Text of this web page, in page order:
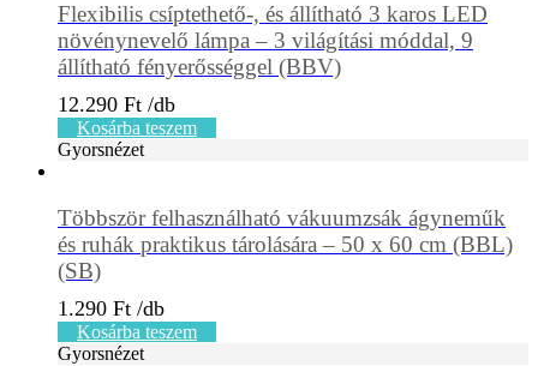
Flexibilis csíptethető-, és állítható 3 karos LED
növénynevelő lámpa – 3 világítási móddal, 9
állítható fényerősséggel (BBV)
12.290 Ft
Kosárba teszem
Gyorsnézet
Többször felhasználható vákuumzsák ágyneműk
és ruhák praktikus tárolására – 50 x 60 cm (BBL)
(SB)
1.290 Ft
Kosárba teszem
Gyorsnézet